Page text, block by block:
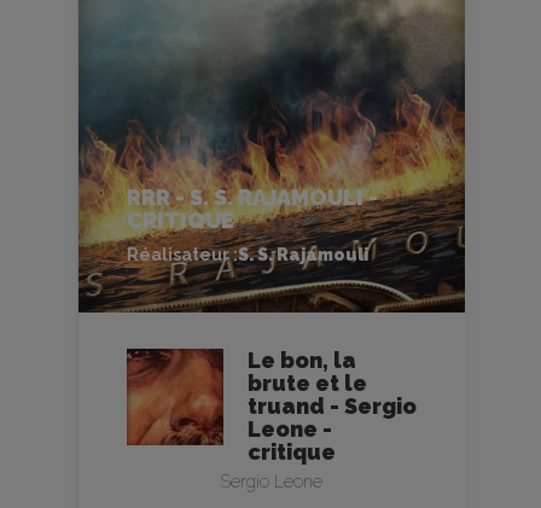
RRR - S. S. RAJAMOULI -
CRITIQUE
Réalisateur :S. S. Rajamouli
Le bon, la
brute et le
truand - Sergio
Leone -
critique
Sergio Leone